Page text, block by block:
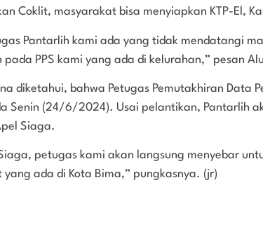
Coklit, masyarakat bisa menyiapkan KTP-El,
Pantarlih kami ada yang tidak mendatangi
pada PPS kami yang ada di kelurahan,” pesan
diketahui, bahwa Petugas Pemutakhiran Data
Senin (24/6/2024). Usai pelantikan, Pantarlih
Siaga.
petugas kami akan langsung menyebar
yang ada di Kota Bima,” pungkasnya. (jr)